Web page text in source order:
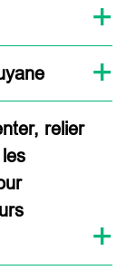
relier